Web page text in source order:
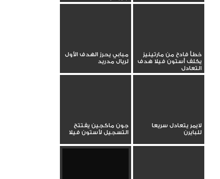
خطأ فادح من مارتينيز
يكلف أستون فيلا هدف
التعادل
مبابي يحرز الهدف الأول
لريال مدريد
لايمر يتعادل سريعا
للبايرن
جون ماكجين يفتتح
التسجيل لأستون فيلا